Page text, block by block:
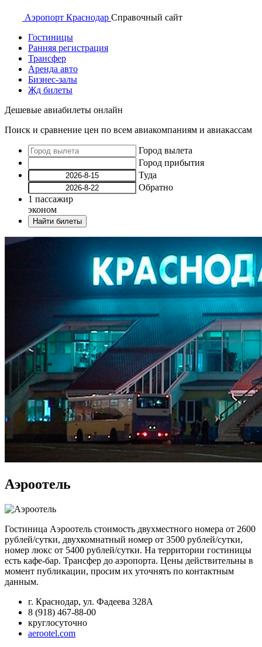
Аэропорт Краснодар Справочный сайт
Гостиницы
Ранняя регистрация
Трансфер
Аренда авто
Бизнес-залы
Жд билеты
Дешевые авиабилеты онлайн
Поиск и сравнение цен по всем авиакомпаниям и авиакассам
Город вылета
Город прибытия
Туда
Обратно
1 пассажир
эконом
Найти билеты
Аэроотель
Гостиница Аэроотель стоимость двухместного номера от 2600
рублей/сутки, двухкомнатный номер от 3500 рублей/сутки,
номер люкс от 5400 рублей/сутки. На территории гостиницы
есть кафе-бар. Трансфер до аэропорта. Цены действительны в
момент публикации, просим их уточнять по контактным
данным.
г. Краснодар, ул. Фадеева 328А
8 (918) 467-88-00
круглосуточно
aerootel.com